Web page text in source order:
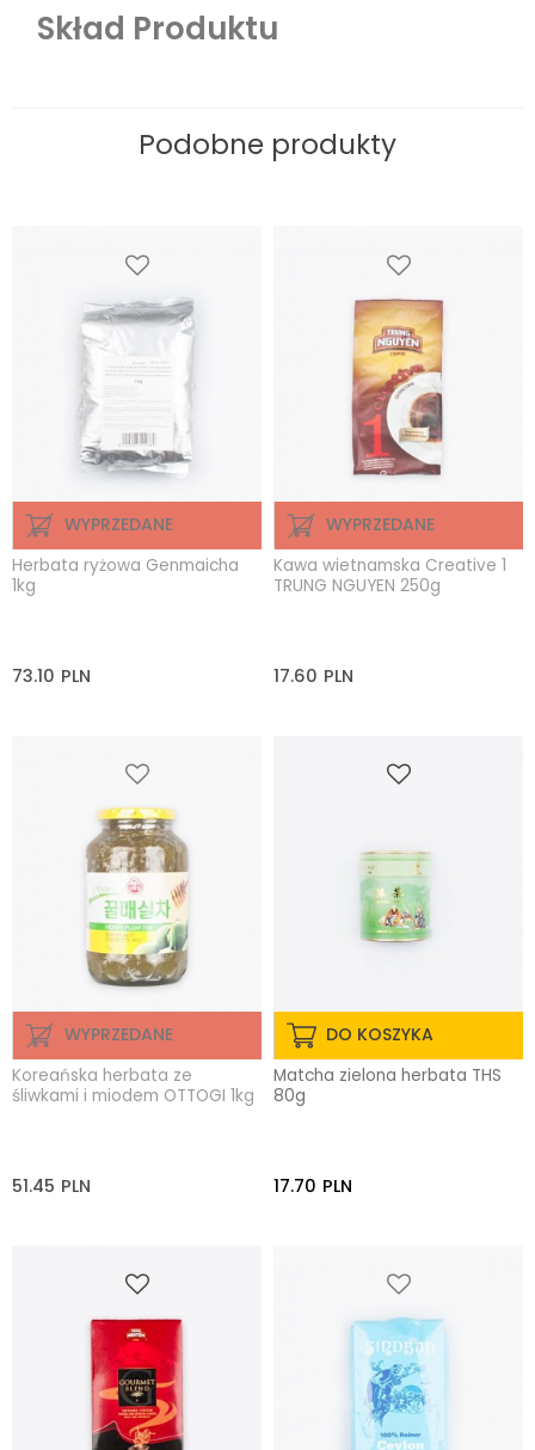
Skład Produktu
Podobne produkty
WYPRZEDANE
Herbata ryżowa Genmaicha
1kg
73.10 PLN
WYPRZEDANE
Kawa wietnamska Creative 1
TRUNG NGUYEN 250g
17.60 PLN
WYPRZEDANE
Koreańska herbata ze
śliwkami i miodem OTTOGI 1kg
51.45 PLN
DO KOSZYKA
Matcha zielona herbata THS
80g
17.70 PLN